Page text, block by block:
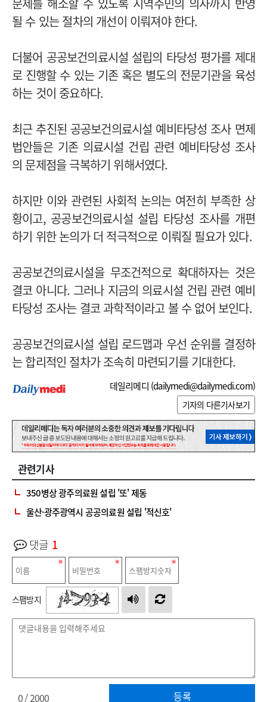
될 수 있는 절차의 개선이 이뤄져야 한다.
더불어 공공보건의료시설 설립의 타당성 평가를 제대
로 진행할 수 있는 기존 혹은 별도의 전문기관을 육성
하는 것이 중요하다.
최근 추진된 공공보건의료시설 예비타당성 조사 면제
법안들은 기존 의료시설 건립 관련 예비타당성 조사
의 문제점을 극복하기 위해서였다.
하지만 이와 관련된 사회적 논의는 여전히 부족한 상
황이고, 공공보건의료시설 설립 타당성 조사를 개편
하기 위한 논의가 더 적극적으로 이뤄질 필요가 있다.
공공보건의료시설을 무조건적으로 확대하자는 것은
결코 아니다. 그러나 지금의 의료시설 건립 관련 예비
타당성 조사는 결코 과학적이라고 볼 수 없어 보인다.
공공보건의료시설 설립 로드맵과 우선 순위를 결정하
는 합리적인 절차가 조속히 마련되기를 기대한다.
데일리메디 (dailymedi@dailymedi.com)
기자의 다른기사보기
관련기사
350병상 광주의료원 설립 '또' 제동
울산·광주광역시 공공의료원 설립 '적신호'
댓글 1
스팸방지
등록
0/ 2000